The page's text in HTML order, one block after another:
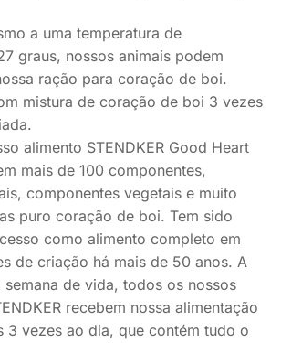
a uma temperatura de
graus, nossos animais podem
ração para coração de boi.
mistura de coração de boi 3 vezes
alimento STENDKER Good Heart
mais de 100 componentes,
componentes vegetais e muito
puro coração de boi. Tem sido
como alimento completo em
de criação há mais de 50 anos. A
de vida, todos os nossos
recebem nossa alimentação
3 vezes ao dia, que contém tudo o